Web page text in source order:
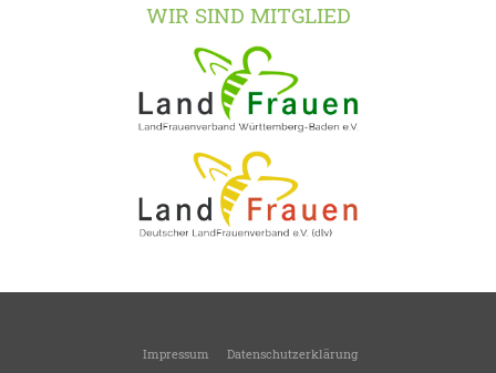
WIR SIND MITGLIED
Impressum Datenschutzerklärung